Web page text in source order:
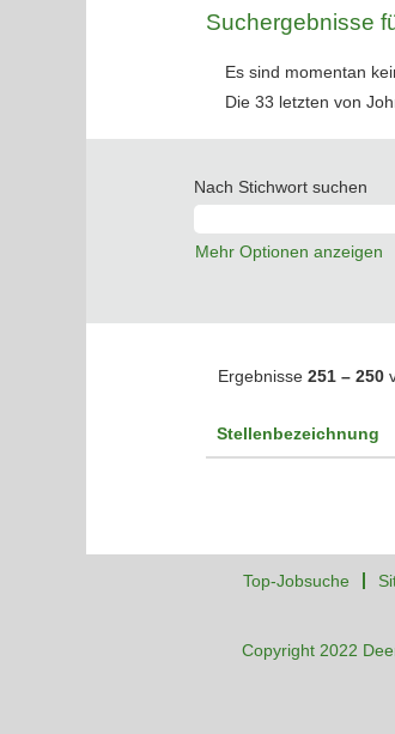
Suchergebnisse
Es sind momentan
Die 33 letzten von
Nach Stichwort suchen
Mehr Optionen anzeigen
Ergebnisse 251 – 250
Stellenbezeichnung
Top-Jobsuche
Copyright 2022